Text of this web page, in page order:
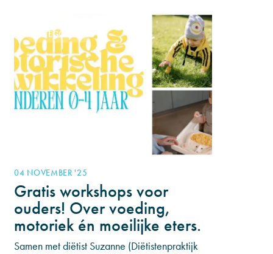
CATEGORIE 1
04 NOVEMBER '25
Gratis workshops voor
ouders! Over voeding,
motoriek én moeilijke eters.
Samen met diëtist Suzanne (Diëtistenpraktijk